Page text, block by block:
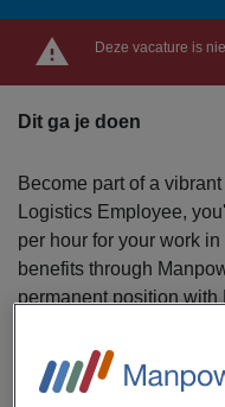
Deze vacature is
Dit ga je doen
Become part of a
Logistics Employee,
per hour for your work
benefits through
permanent position with
today!